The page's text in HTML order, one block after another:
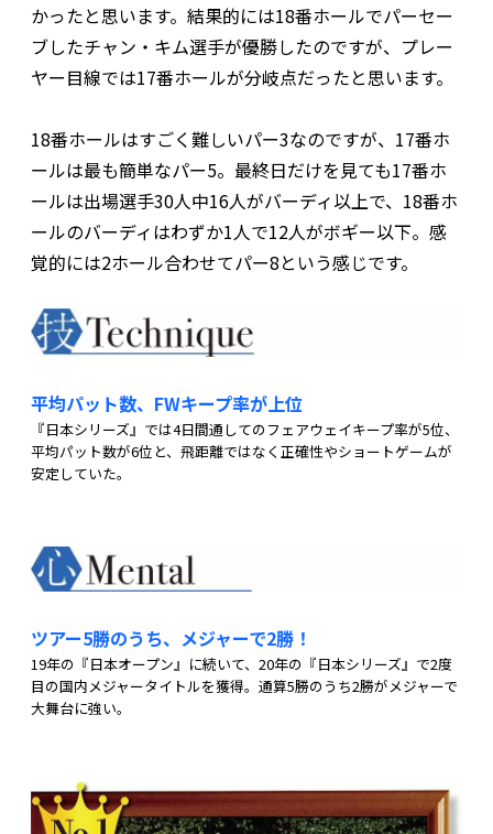
かったと思います。結果的には18番ホールでパーセー
ブしたチャン・キム選手が優勝したのですが、プレー
ヤー目線では17番ホールが分岐点だったと思います。
18番ホールはすごく難しいパー3なのですが、17番ホ
ールは最も簡単なパー5。最終日だけを見ても17番ホ
ールは出場選手30人中16人がバーディ以上で、18番ホ
ールのバーディはわずか1人で12人がボギー以下。感
覚的には2ホール合わせてパー8という感じです。
平均パット数、FWキープ率が上位
『日本シリーズ』では4日間通してのフェアウェイキープ率が5位、
平均パット数が6位と、飛距離ではなく正確性やショートゲームが
安定していた。
ツアー5勝のうち、メジャーで2勝！
19年の『日本オープン』に続いて、20年の『日本シリーズ』で2度
目の国内メジャータイトルを獲得。通算5勝のうち2勝がメジャーで
大舞台に強い。